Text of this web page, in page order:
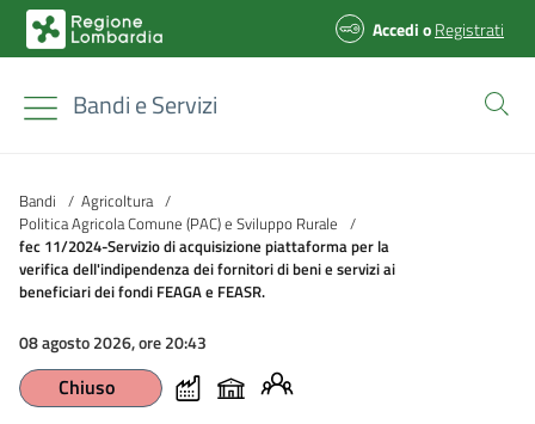
AccedioRegistrati
Bandi e Servizi
Bandi / Agricoltura /
Politica Agricola Comune (PAC) e Sviluppo Rurale /
fec 11/2024-Servizio di acquisizione piattaforma per la
verifica dell'indipendenza dei fornitori di beni e servizi ai
beneficiari dei fondi FEAGA e FEASR.
08 agosto 2026, ore 20:43
Chiuso